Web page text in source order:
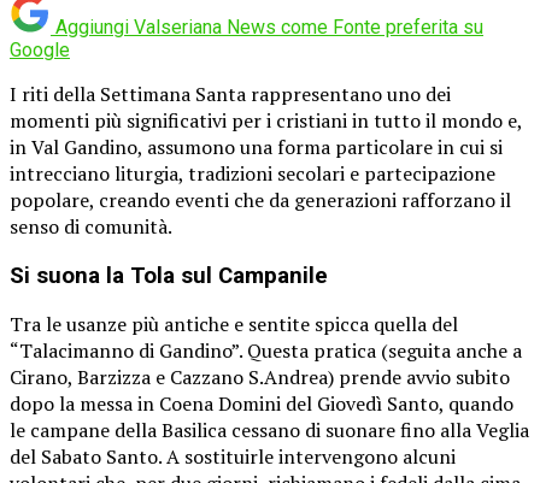
Aggiungi Valseriana News come Fonte preferita su
Google
I riti della Settimana Santa rappresentano uno dei
momenti più significativi per i cristiani in tutto il mondo e,
in Val Gandino, assumono una forma particolare in cui si
intrecciano liturgia, tradizioni secolari e partecipazione
popolare, creando eventi che da generazioni rafforzano il
senso di comunità.
Si suona la Tola sul Campanile
Tra le usanze più antiche e sentite spicca quella del
“Talacimanno di Gandino”. Questa pratica (seguita anche a
Cirano, Barzizza e Cazzano S.Andrea) prende avvio subito
dopo la messa in Coena Domini del Giovedì Santo, quando
le campane della Basilica cessano di suonare fino alla Veglia
del Sabato Santo. A sostituirle intervengono alcuni